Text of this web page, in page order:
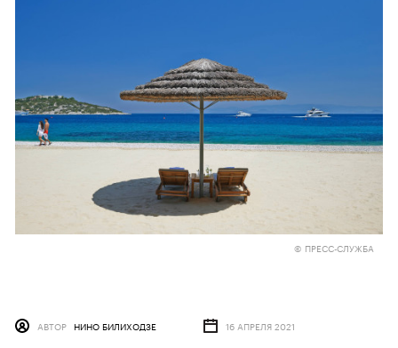
© ПРЕСС-СЛУЖБА
АВТОР НИНО БИЛИХОДЗЕ 16 АПРЕЛЯ 2021